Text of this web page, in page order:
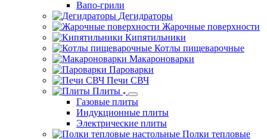
Вапо-грили
Дегидраторы
Жарочные поверхности
Кипятильники
Котлы пищеварочные
Макароноварки
Пароварки
Печи СВЧ
Плиты
Газовые плиты
Индукционные плиты
Электрические плиты
Полки тепловые